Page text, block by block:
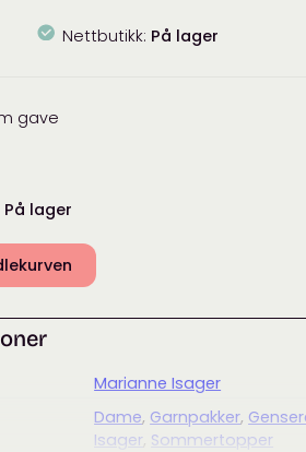
Nettbutikk: På lager
gave
På lager
Marianne Isager
Dame, Garnpakker,
Isager, Sommertopper